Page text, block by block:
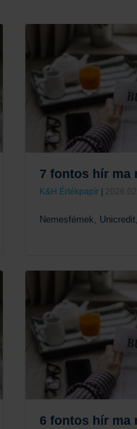
7 fontos hír ma
K&H Értékpapír|
Nemesfémek,
6 fontos hír ma